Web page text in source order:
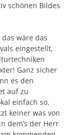
schönen Bildes
wäre das
eingestellt,
Ganz sicher
es den
auf zu
einfach so,
keiner was von
dem’s der Herr